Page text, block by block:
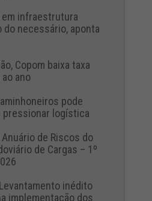
infraestrutura
do necessário, aponta
Copom baixa taxa
ano
pode
logística
de Riscos do
de Cargas – 1º
inédito
implementação dos